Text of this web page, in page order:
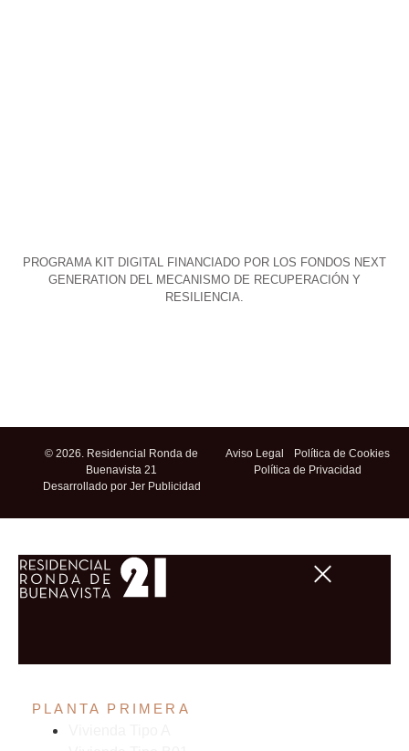
PROGRAMA KIT DIGITAL FINANCIADO POR LOS FONDOS NEXT
GENERATION DEL MECANISMO DE RECUPERACIÓN Y
RESILIENCIA.
© 2026. Residencial Ronda de
Buenavista 21
Desarrollado por Jer Publicidad
Aviso Legal
Política de Cookies
Política de Privacidad
PLANTA PRIMERA